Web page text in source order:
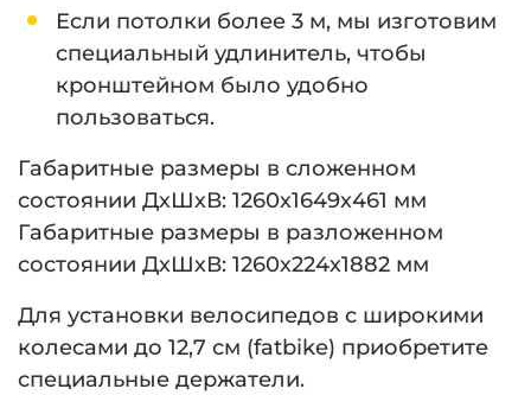
Если потолки более 3 м, мы изготовим
специальный удлинитель, чтобы
кронштейном было удобно
пользоваться.
Габаритные размеры в сложенном
состоянии ДхШхВ: 1260х1649х461 мм
Габаритные размеры в разложенном
состоянии ДхШхВ: 1260х224х1882 мм
Для установки велосипедов с широкими
колесами до 12,7 см (fatbike) приобретите
специальные держатели.